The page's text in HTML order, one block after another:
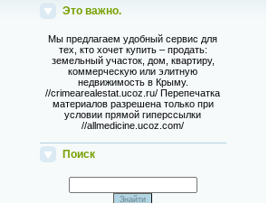
Это важно.
Мы предлагаем удобный сервис для
тех, кто хочет купить – продать:
земельный участок, дом, квартиру,
коммерческую или элитную
недвижимость в Крыму.
//crimearealestat.ucoz.ru/ Перепечатка
материалов разрешена только при
условии прямой гиперссылки
//allmedicine.ucoz.com/
Поиск